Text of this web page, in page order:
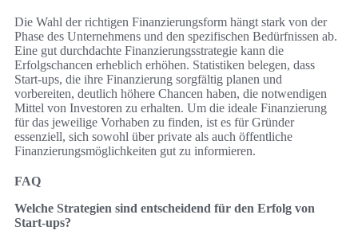
Die Wahl der richtigen Finanzierungsform hängt stark von der
Phase des Unternehmens und den spezifischen Bedürfnissen ab.
Eine gut durchdachte Finanzierungsstrategie kann die
Erfolgschancen erheblich erhöhen. Statistiken belegen, dass
Start-ups, die ihre Finanzierung sorgfältig planen und
vorbereiten, deutlich höhere Chancen haben, die notwendigen
Mittel von Investoren zu erhalten. Um die ideale Finanzierung
für das jeweilige Vorhaben zu finden, ist es für Gründer
essenziell, sich sowohl über private als auch öffentliche
Finanzierungsmöglichkeiten gut zu informieren.
FAQ
Welche Strategien sind entscheidend für den Erfolg von
Start-ups?